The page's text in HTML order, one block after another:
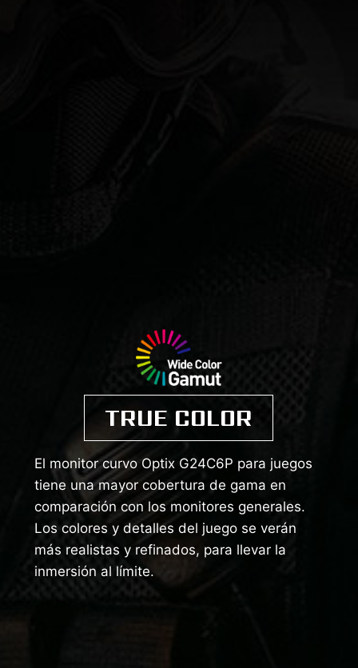
TRUE COLOR
El monitor curvo Optix G24C6P para juegos
tiene una mayor cobertura de gama en
comparación con los monitores generales.
Los colores y detalles del juego se verán
más realistas y refinados, para llevar la
inmersión al límite.